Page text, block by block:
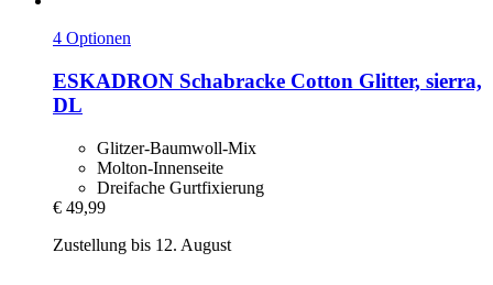
4 Optionen
ESKADRON Schabracke Cotton Glitter, sierra,
DL
Glitzer-Baumwoll-Mix
Molton-Innenseite
Dreifache Gurtfixierung
€ 49,99
Zustellung bis 12. August